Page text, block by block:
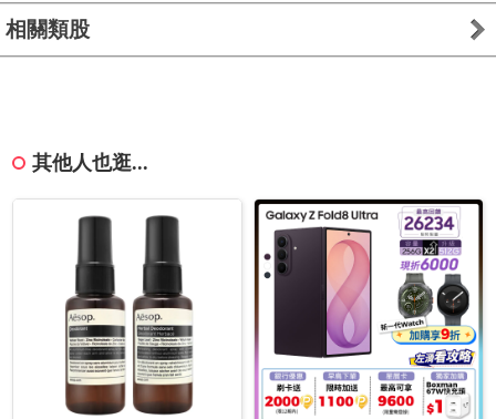
相關類股
其他人也逛...